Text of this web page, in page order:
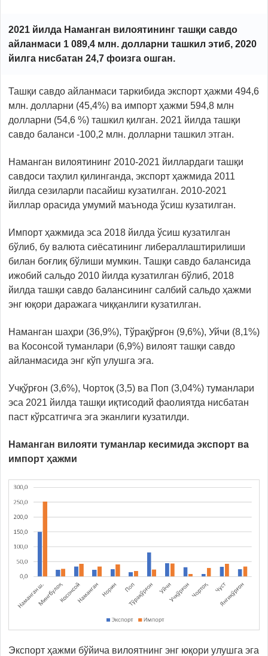
2021 йилда Наманган вилоятининг ташқи савдо
айланмаси 1 089,4 млн. долларни ташкил этиб, 2020
йилга нисбатан 24,7 фоизга ошган.
Ташқи савдо айланмаси таркибида экспорт ҳажми 494,6
млн. долларни (45,4%) ва импорт ҳажми 594,8 млн
долларни (54,6 %) ташкил қилган. 2021 йилда ташқи
савдо баланси -100,2 млн. долларни ташкил этган.
Наманган вилоятининг 2010-2021 йиллардаги ташқи
савдоси таҳлил қилинганда, экспорт ҳажмида 2011
йилда сезиларли пасайиш кузатилган. 2010-2021
йиллар орасида умумий маънода ўсиш кузатилган.
Импорт ҳажмида эса 2018 йилда ўсиш кузатилган
бўлиб, бу валюта сиёсатининг либераллаштирилиши
билан боғлиқ бўлиши мумкин. Ташқи савдо балансида
ижобий сальдо 2010 йилда кузатилган бўлиб, 2018
йилда ташқи савдо балансининг салбий сальдо ҳажми
энг юқори даражага чиққанлиги кузатилган.
Наманган шаҳри (36,9%), Тўрақўрғон (9,6%), Уйчи (8,1%)
ва Косонсой туманлари (6,9%) вилоят ташқи савдо
айланмасида энг кўп улушга эга.
Учқўрғон (3,6%), Чортоқ (3,5) ва Поп (3,04%) туманлари
эса 2021 йилда ташқи иқтисодий фаолиятда нисбатан
паст кўрсатгичга эга эканлиги кузатилди.
Наманган вилояти туманлар кесимида экспорт ва
импорт ҳажми
Экспорт ҳажми бўйича вилоятнинг энг юқори улушга эга